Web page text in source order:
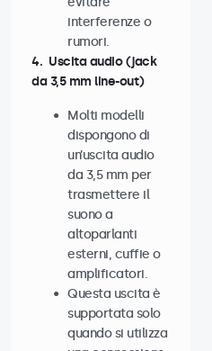
interferenze o
rumori.
4. Uscita audio (jack
da 3,5 mm line-out)
Molti modelli
dispongono di
un’uscita audio
da 3,5 mm per
trasmettere il
suono a
altoparlanti
esterni, cuffie o
amplificatori.
Questa uscita è
supportata solo
quando si utilizza